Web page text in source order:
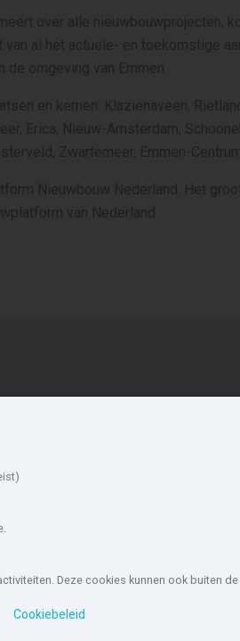
over alle nieuwbouwprojecten,
al het actuele- en toekomstige
de omgeving van Emmen.
en kernen: Klazienaveen,
Erica, Nieuw-Amsterdam,
Zwartemeer, Emmen-
Nieuwbouw Nederland. Het
van Nederland.
Deze cookies kunnen ook buiten
Cookiebeleid